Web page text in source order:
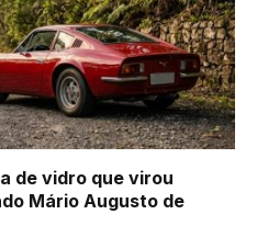
de vidro que virou
Mário Augusto de